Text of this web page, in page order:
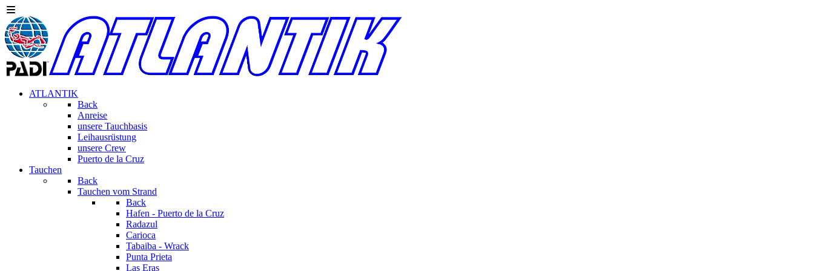
ATLANTIK
Back
Anreise
unsere Tauchbasis
Leihausrüstung
unsere Crew
Puerto de la Cruz
Tauchen
Back
Tauchen vom Strand
Back
Hafen - Puerto de la Cruz
Radazul
Carioca
Tabaiba - Wrack
Punta Prieta
Las Eras